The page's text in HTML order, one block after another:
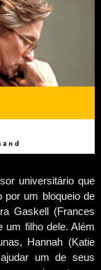
universitário que
por um bloqueio de
Gaskell (Frances
um filho dele. Além
Hannah (Katie
um de seus